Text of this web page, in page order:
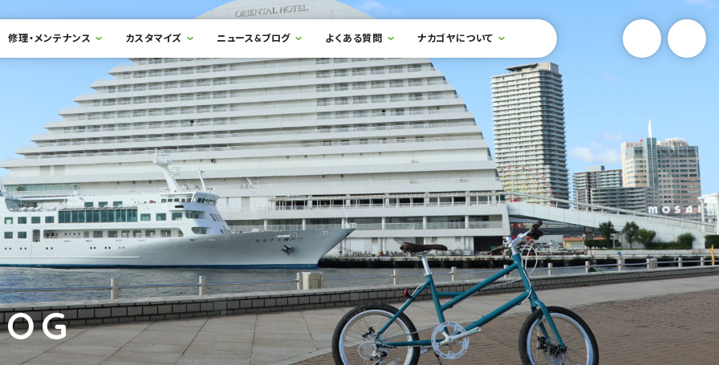
修理・メンテナンス カスタマイズ ニュース&ブログ よくある質問 ナカゴヤについて 検索フォームを開閉する YouTube